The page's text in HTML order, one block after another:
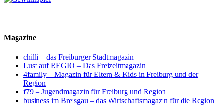
Magazine
chilli – das Freiburger Stadtmagazin
Lust auf REGIO – Das Freizeitmagazin
4family – Magazin für Eltern & Kids in Freiburg und der
Region
f79 – Jugendmagazin für Freiburg und Region
business im Breisgau – das Wirtschaftsmagazin für die Region